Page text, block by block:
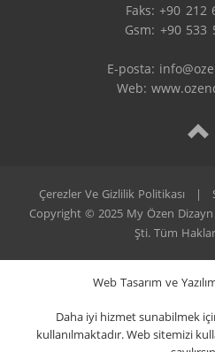
Faks: +90 212
Gsm: +90 533
E-posta:
Web:
Çerezler Ve Gizlilik Politikası |
Copyright © 2025 My Özen
Şti. Tüm
Web Tasarım ve
Daha iyi hizmet sunabilmek
kullanılmaktadır. Web sitemizi